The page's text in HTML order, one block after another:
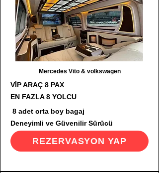
Mercedes Vito & volkswagen
VİP ARAÇ 8 PAX
EN FAZLA 8 YOLCU
8 adet orta boy bagaj
Deneyimli ve Güvenilir Sürücü
REZERVASYON YAP